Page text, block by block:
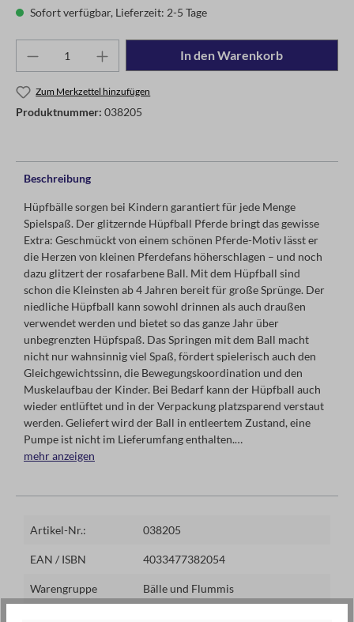
Sofort verfügbar, Lieferzeit: 2-5 Tage
In den Warenkorb
Zum Merkzettel hinzufügen
Produktnummer: 038205
Beschreibung
Hüpfbälle sorgen bei Kindern garantiert für jede Menge
Spielspaß. Der glitzernde Hüpfball Pferde bringt das gewisse
Extra: Geschmückt von einem schönen Pferde-Motiv lässt er
die Herzen von kleinen Pferdefans höherschlagen – und noch
dazu glitzert der rosafarbene Ball. Mit dem Hüpfball sind
schon die Kleinsten ab 4 Jahren bereit für große Sprünge. Der
niedliche Hüpfball kann sowohl drinnen als auch draußen
verwendet werden und bietet so das ganze Jahr über
unbegrenzten Hüpfspaß. Das Springen mit dem Ball macht
nicht nur wahnsinnig viel Spaß, fördert spielerisch auch den
Gleichgewichtssinn, die Bewegungskoordination und den
Muskelaufbau der Kinder. Bei Bedarf kann der Hüpfball auch
wieder entlüftet und in der Verpackung platzsparend verstaut
werden. Geliefert wird der Ball in entleertem Zustand, eine
Pumpe ist nicht im Lieferumfang enthalten.
mehr anzeigen
Artikel-Nr.: 038205
EAN / ISBN 4033477382054
Warengruppe Bälle und Flummis